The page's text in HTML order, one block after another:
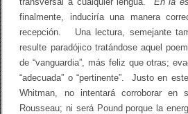
finalmente, induciría una manera
recepción. Una lectura, semejante
resulte paradójico tratándose aquel
de “vanguardia”, más feliz que otras;
“adecuada” o “pertinente”. Justo en
Whitman, no intentará corroborar
Rousseau; ni será Pound porque la